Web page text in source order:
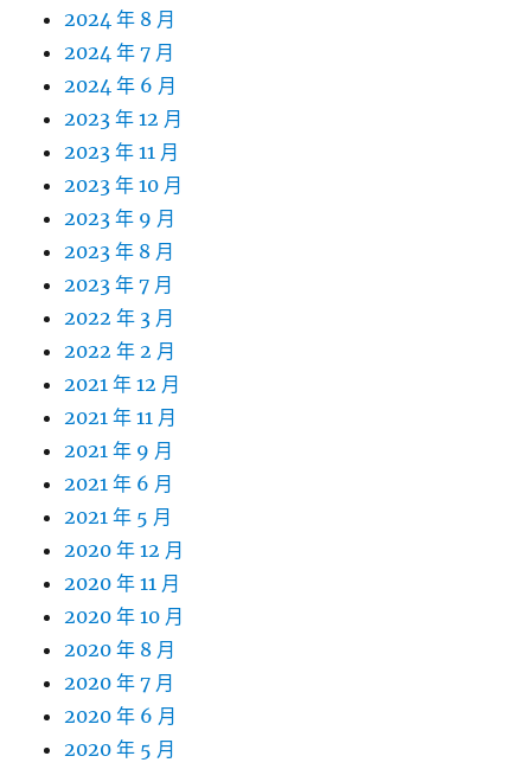
2024 年 8 月
2024 年 7 月
2024 年 6 月
2023 年 12 月
2023 年 11 月
2023 年 10 月
2023 年 9 月
2023 年 8 月
2023 年 7 月
2022 年 3 月
2022 年 2 月
2021 年 12 月
2021 年 11 月
2021 年 9 月
2021 年 6 月
2021 年 5 月
2020 年 12 月
2020 年 11 月
2020 年 10 月
2020 年 8 月
2020 年 7 月
2020 年 6 月
2020 年 5 月